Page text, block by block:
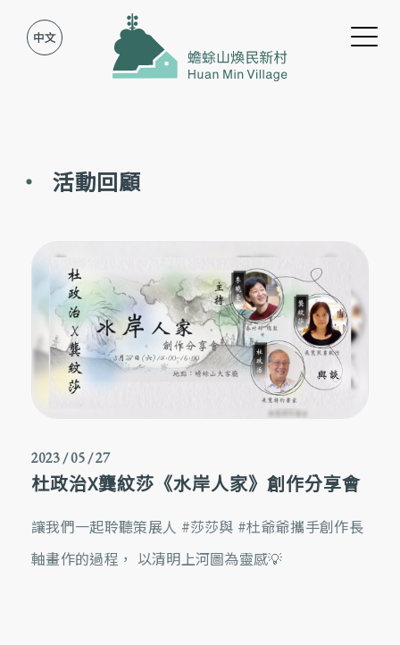
Jump to Main content
Jump to Navigation
活動回顧
2023 / 05 / 27
杜政治X龔紋莎《水岸人家》創作分享會
讓我們一起聆聽策展人 #莎莎與 #杜爺爺攜手創作長
軸畫作的過程， 以清明上河圖為靈感💡